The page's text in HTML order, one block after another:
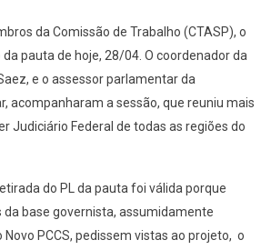
da Comissão de Trabalho (CTASP), o
pauta de hoje, 28/04. O coordenador da
e o assessor parlamentar da
acompanharam a sessão, que reuniu mais
Judiciário Federal de todas as regiões do
do PL da pauta foi válida porque
base governista, assumidamente
PCCS, pedissem vistas ao projeto, o